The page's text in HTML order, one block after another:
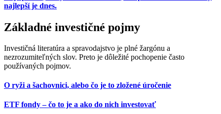
najlepší je dnes.
Základné investičné pojmy
Investičná literatúra a spravodajstvo je plné žargónu a
nezrozumiteľných slov. Preto je dôležité pochopenie často
používaných pojmov.
O ryži a šachovnici, alebo čo je to zložené úročenie
ETF fondy – čo to je a ako do nich investovať